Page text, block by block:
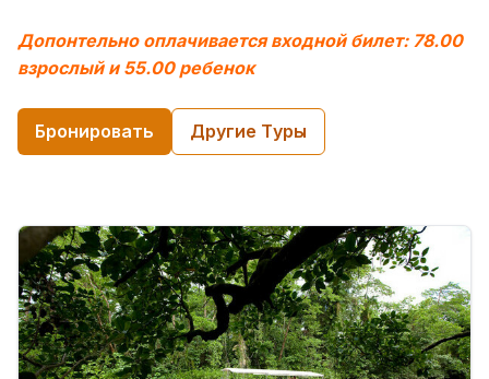
Допонтельно оплачивается входной билет: 78.00
взрослый и 55.00 ребенок
Бронировать Другие Tуры